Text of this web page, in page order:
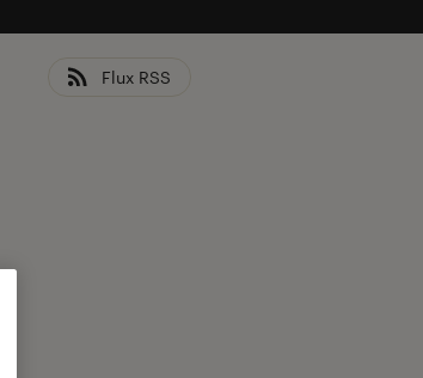
Flux RSS